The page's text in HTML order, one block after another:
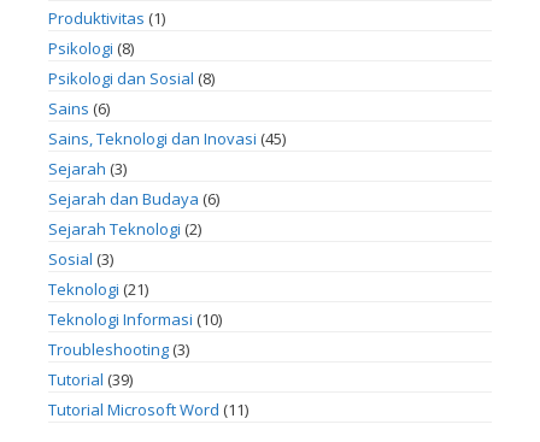
Produktivitas (1)
Psikologi (8)
Psikologi dan Sosial (8)
Sains (6)
Sains, Teknologi dan Inovasi (45)
Sejarah (3)
Sejarah dan Budaya (6)
Sejarah Teknologi (2)
Sosial (3)
Teknologi (21)
Teknologi Informasi (10)
Troubleshooting (3)
Tutorial (39)
Tutorial Microsoft Word (11)